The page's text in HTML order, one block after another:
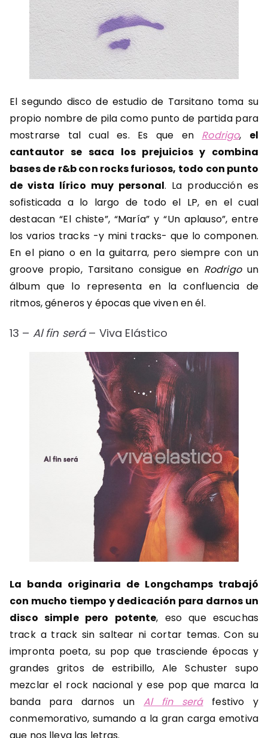
El segundo disco de estudio de Tarsitano toma su
propio nombre de pila como punto de partida para
mostrarse tal cual es. Es que en Rodrigo, el
cantautor se saca los prejuicios y combina
bases de r&b con rocks furiosos, todo con punto
de vista lírico muy personal. La producción es
sofisticada a lo largo de todo el LP, en el cual
destacan “El chiste”, “María” y “Un aplauso”, entre
los varios tracks -y mini tracks- que lo componen.
En el piano o en la guitarra, pero siempre con un
groove propio, Tarsitano consigue en Rodrigoun
álbum que lo representa en la confluencia de
ritmos, géneros y épocas que viven en él.
13 – Al fin será– Viva Elástico
La banda originaria de Longchamps trabajó
con mucho tiempo y dedicación para darnos un
disco simple pero potente, eso que escuchas
track a track sin saltear ni cortar temas. Con su
impronta poeta, su pop que trasciende épocas y
grandes gritos de estribillo, Ale Schuster supo
mezclar el rock nacional y ese pop que marca la
banda para darnos un Al fin seráfestivo y
conmemorativo, sumando a la gran carga emotiva